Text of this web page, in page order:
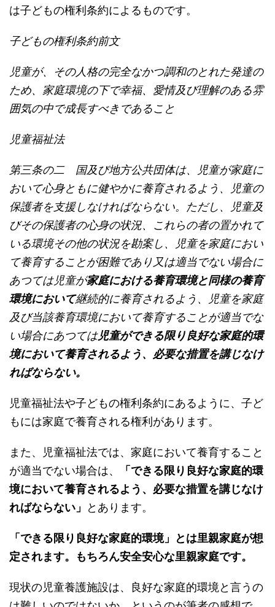
は子どもの権利条約によるものです。
子どもの権利条約前文
児童が、その人格の完全なかつ調和のとれた発達の
ため、家庭環境の下で幸福、愛情及び理解のある雰
囲気の中で成長すべきであること
児童福祉法
第三条の二 国及び地方公共団体は、児童が家庭に
おいて心身ともに健やかに養育されるよう、児童の
保護者を支援しなければならない。ただし、児童及
びその保護者の心身の状況、これらの者の置かれて
いる環境その他の状況を勘案し、児童を家庭におい
て養育することが困難であり又は適当でない場合に
あつては児童が家庭における養育環境と同様の養育
環境において継続的に養育されるよう、児童を家庭
及び当該養育環境において養育することが適当でな
い場合にあつては児童ができる限り良好な家庭的環
境において養育されるよう、必要な措置を講じなけ
ればならない。
児童福祉法や子どもの権利条約にあるように、子ど
もには家庭で養育される権利があります。
また、児童福祉法では、家庭において養育すること
が適当でない場合は、
「できる限り良好な家庭的環
境において養育されるよう、必要な措置を講じなけ
ればならない」
とあります。
「できる限り良好な家庭的環境」とは里親家庭が想
定されます。もちろん安全安心な里親家庭です。
現状の児童養護施設は、良好な家庭的環境と言うの